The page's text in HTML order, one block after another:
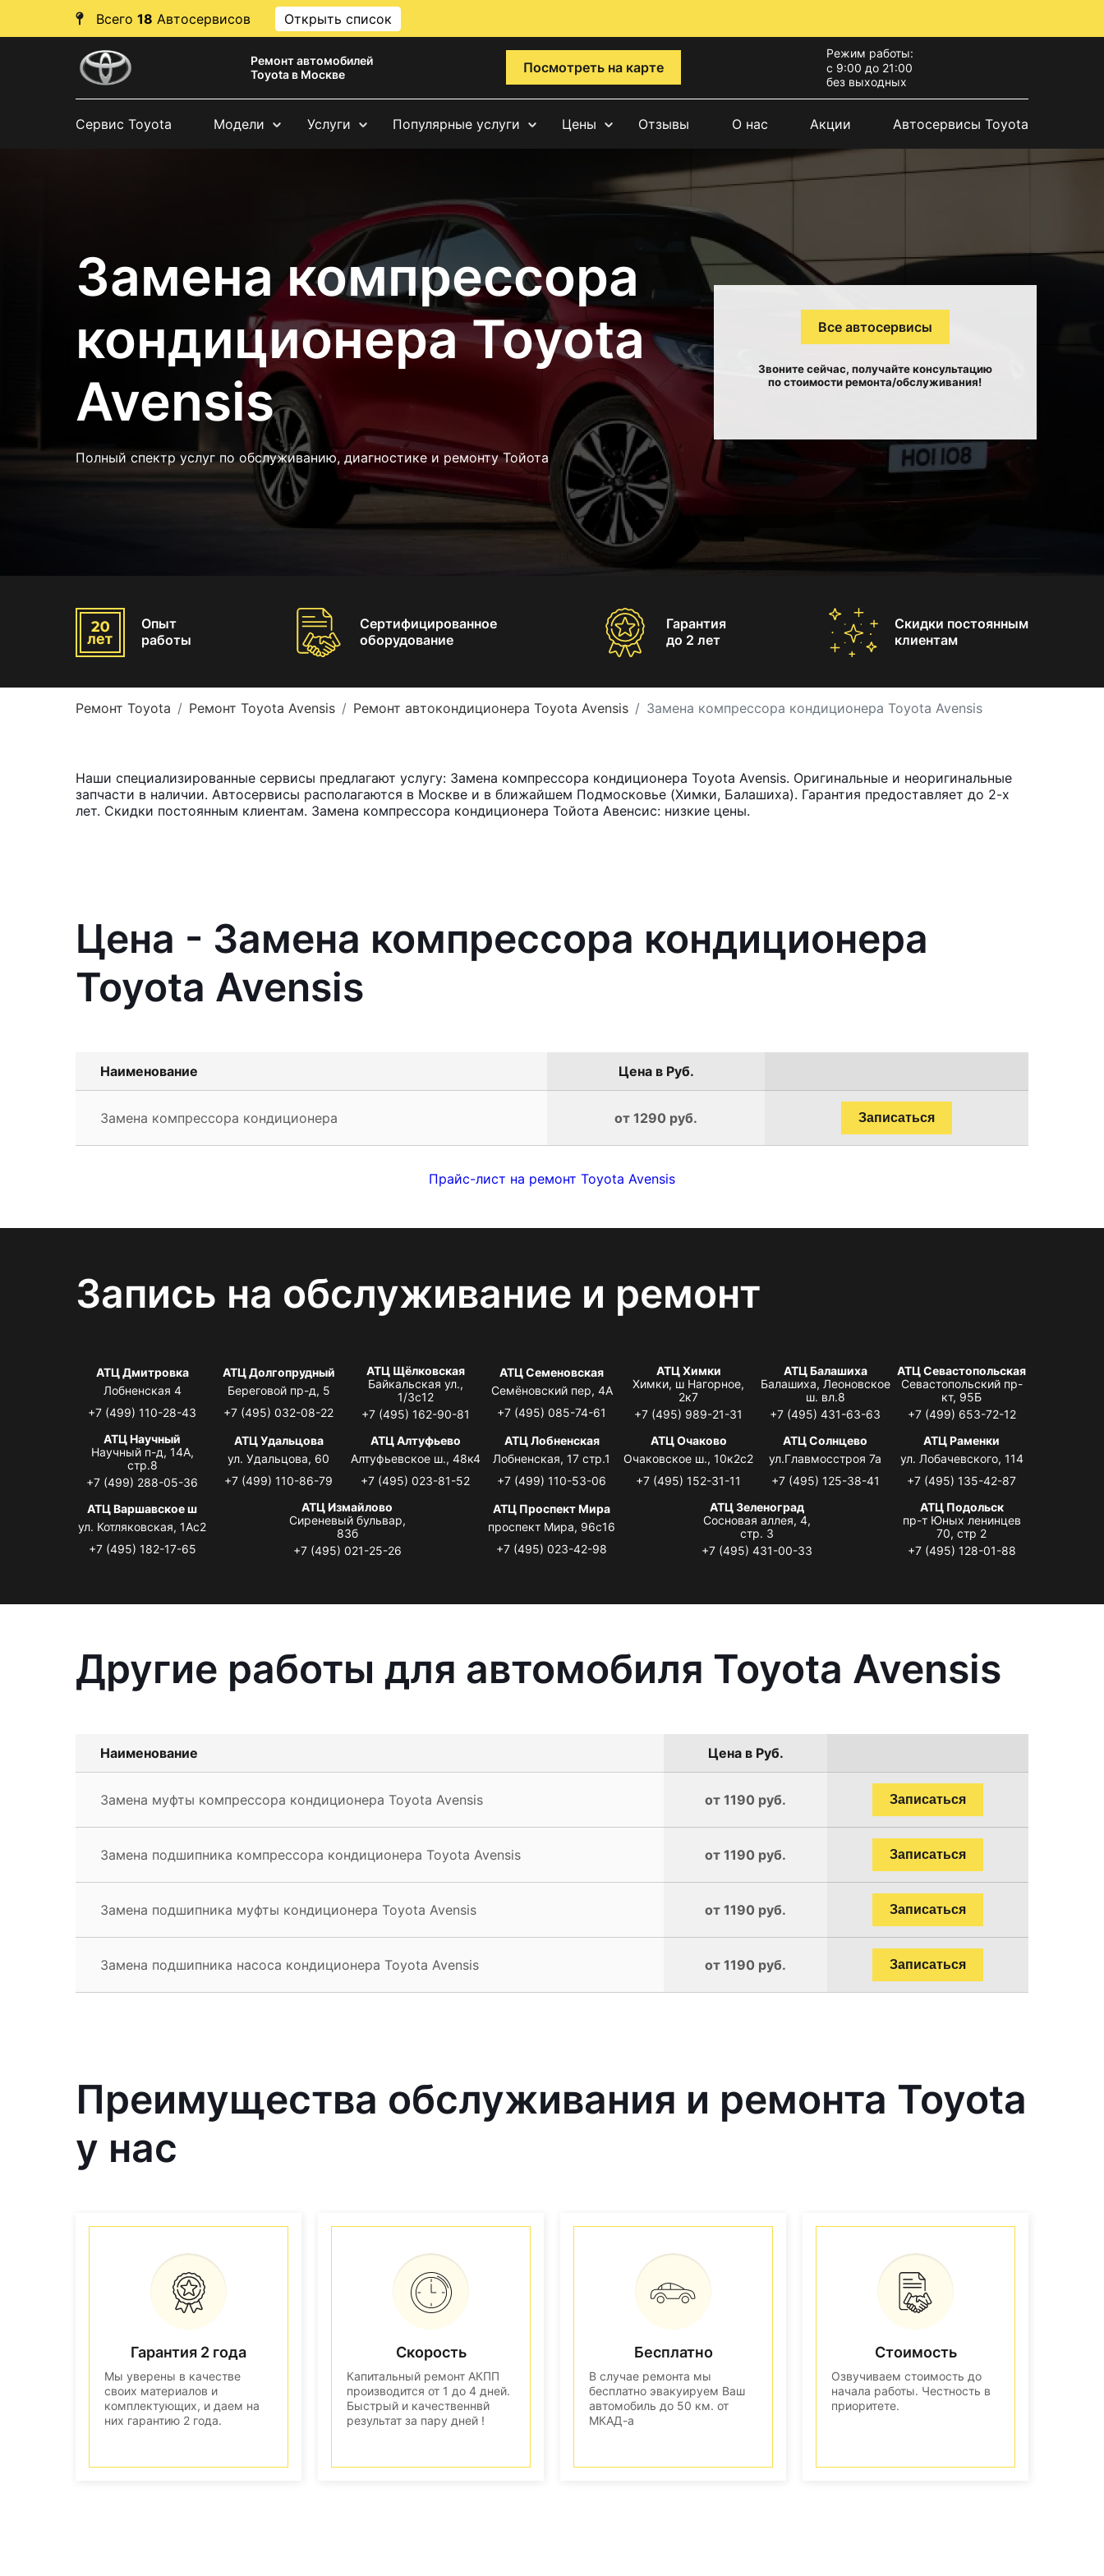
Всего 18 Автосервисов Открыть список
Ремонт автомобилей
Toyota в Москве
Посмотреть на карте
Режим работы:
с 9:00 до 21:00
без выходных
Сервис Toyota Модели Услуги Популярные услуги Цены Отзывы О нас Акции Автосервисы Toyota
Замена компрессора
кондиционера Toyota
Avensis
Полный спектр услуг по обслуживанию, диагностике и ремонту Тойота
Все автосервисы
Звоните сейчас, получайте консультацию
по стоимости ремонта/обслуживания!
Опыт
работы
Сертифицированное
оборудование
Гарантия
до 2 лет
Скидки постоянным
клиентам
Ремонт Toyota Ремонт Toyota Avensis Ремонт автокондиционера Toyota Avensis Замена компрессора кондиционера Toyota Avensis
Наши специализированные сервисы предлагают услугу: Замена компрессора кондиционера Toyota Avensis. Оригинальные и неоригинальные
запчасти в наличии. Автосервисы располагаются в Москве и в ближайшем Подмосковье (Химки, Балашиха). Гарантия предоставляет до 2-х
лет. Скидки постоянным клиентам. Замена компрессора кондиционера Тойота Авенсис: низкие цены.
Цена - Замена компрессора кондиционера
Toyota Avensis
Наименование Цена в Руб.
Замена компрессора кондиционера от 1290 руб. Записаться
Прайс-лист на ремонт Toyota Avensis
Запись на обслуживание и ремонт
АТЦ Дмитровка
Лобненская 4
+7 (499) 110-28-43
АТЦ Долгопрудный
Береговой пр-д, 5
+7 (495) 032-08-22
АТЦ Щёлковская
Байкальская ул.,
1/3с12
+7 (495) 162-90-81
АТЦ Семеновская
Семёновский пер, 4А
+7 (495) 085-74-61
АТЦ Химки
Химки, ш Нагорное,
2к7
+7 (495) 989-21-31
АТЦ Балашиха
Балашиха, Леоновское
ш. вл.8
+7 (495) 431-63-63
АТЦ Севастопольская
Севастопольский пр-
кт, 95Б
+7 (499) 653-72-12
АТЦ Научный
Научный п-д, 14А,
стр.8
+7 (499) 288-05-36
АТЦ Удальцова
ул. Удальцова, 60
+7 (499) 110-86-79
АТЦ Алтуфьево
Алтуфьевское ш., 48к4
+7 (495) 023-81-52
АТЦ Лобненская
Лобненская, 17 стр.1
+7 (499) 110-53-06
АТЦ Очаково
Очаковское ш., 10к2с2
+7 (495) 152-31-11
АТЦ Солнцево
ул.Главмосстроя 7а
+7 (495) 125-38-41
АТЦ Раменки
ул. Лобачевского, 114
+7 (495) 135-42-87
АТЦ Варшавское ш
ул. Котляковская, 1Ас2
+7 (495) 182-17-65
АТЦ Измайлово
Сиреневый бульвар,
83б
+7 (495) 021-25-26
АТЦ Проспект Мира
проспект Мира, 96с16
+7 (495) 023-42-98
АТЦ Зеленоград
Сосновая аллея, 4,
стр. 3
+7 (495) 431-00-33
АТЦ Подольск
пр-т Юных ленинцев
70, стр 2
+7 (495) 128-01-88
Другие работы для автомобиля Toyota Avensis
Наименование Цена в Руб.
Замена муфты компрессора кондиционера Toyota Avensis от 1190 руб. Записаться
Замена подшипника компрессора кондиционера Toyota Avensis от 1190 руб. Записаться
Замена подшипника муфты кондиционера Toyota Avensis от 1190 руб. Записаться
Замена подшипника насоса кондиционера Toyota Avensis от 1190 руб. Записаться
Преимущества обслуживания и ремонта Toyota
у нас
Гарантия 2 года
Мы уверены в качестве
своих материалов и
комплектующих, и даем на
них гарантию 2 года.
Скорость
Капитальный ремонт АКПП
производится от 1 до 4 дней.
Быстрый и качественнвй
результат за пару дней !
Бесплатно
В случае ремонта мы
бесплатно эвакуируем Ваш
автомобиль до 50 км. от
МКАД-а
Стоимость
Озвучиваем стоимость до
начала работы. Честность в
приоритете.